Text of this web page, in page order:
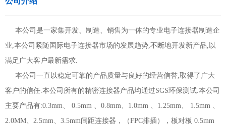
本公司是一家集开发、制造、销售为一体的专业电子连接器制造企
业,本公司紧随国际电子连接器市场的发展趋势,不断地开发新产品,以
满足广大客户最新需求.
本公司一直以稳定可靠的产品质量与良好的经营信誉,取得了广大
客户的信任.本公司所有的精密连接器产品均通过SGS环保测试.本公司
主要产品有:0.3mm、 0.5mm 、0.8mm、1.0mm 、1.25mm、 1.5mm 、
2.0MM、2.5mm、3.5mm间距连接器，（FPC排插），板对板 0.5mm